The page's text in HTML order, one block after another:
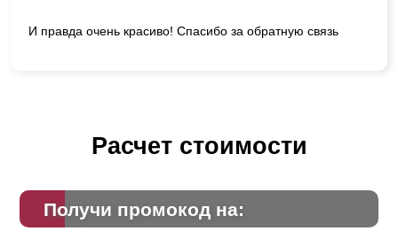
И правда очень красиво! Спасибо за обратную связь
Расчет стоимости
Получи промокод на: